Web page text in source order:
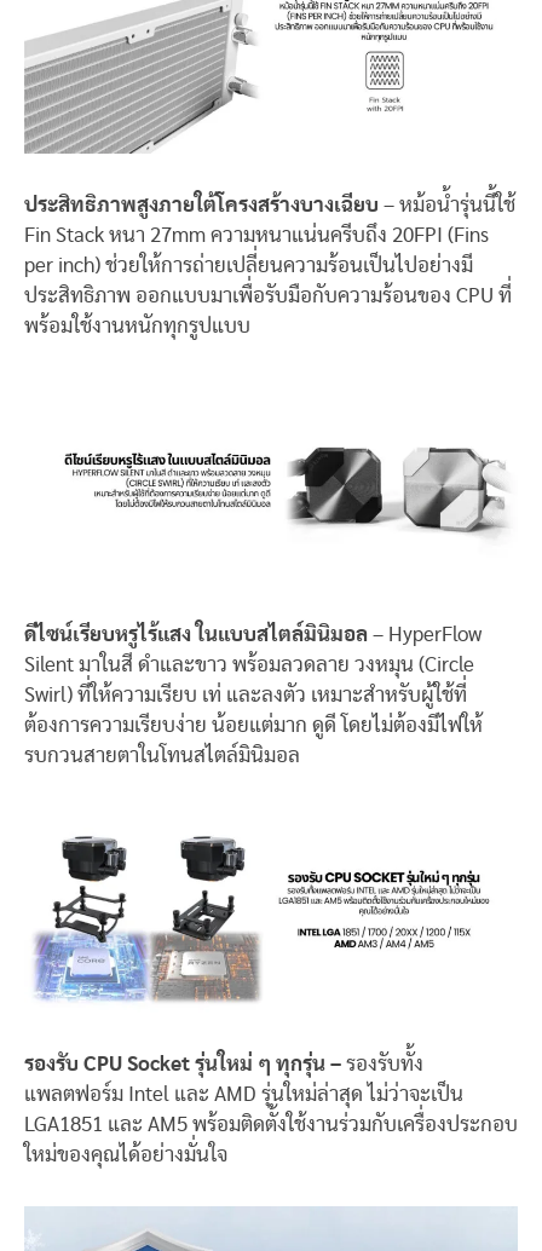
ประสิทธิภาพสูงภายใต้โครงสร้างบางเฉียบ – หม้อน้ำรุ่นนี้ใช้
Fin Stack หนา 27mm ความหนาแน่นครีบถึง 20FPI (Fins
per inch) ช่วยให้การถ่ายเปลี่ยนความร้อนเป็นไปอย่างมี
ประสิทธิภาพ ออกแบบมาเพื่อรับมือกับความร้อนของ CPU ที่
พร้อมใช้งานหนักทุกรูปแบบ
ดีไซน์เรียบหรูไร้แสง ในแบบสไตล์มินิมอล – HyperFlow
Silent มาในสี ดำและขาว พร้อมลวดลาย วงหมุน (Circle
Swirl) ที่ให้ความเรียบ เท่ และลงตัว เหมาะสำหรับผู้ใช้ที่
ต้องการความเรียบง่าย น้อยแต่มาก ดูดี โดยไม่ต้องมีไฟให้
รบกวนสายตาในโทนสไตล์มินิมอล
รองรับ CPU Socket รุ่นใหม่ ๆ ทุกรุ่น – รองรับทั้ง
แพลตฟอร์ม Intel และ AMD รุ่นใหม่ล่าสุด ไม่ว่าจะเป็น
LGA1851 และ AM5 พร้อมติดตั้งใช้งานร่วมกับเครื่องประกอบ
ใหม่ของคุณได้อย่างมั่นใจ